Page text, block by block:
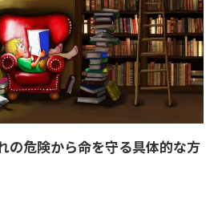
の危険から命を守る具体的な方